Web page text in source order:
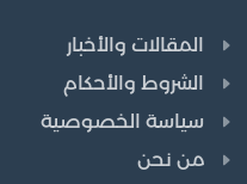
المقالات والأخبار
الشروط والأحكام
سياسة الخصوصية
من نحن